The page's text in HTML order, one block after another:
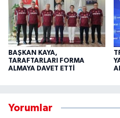
BAŞKAN KAYA,
TARAFTARLARI FORMA
ALMAYA DAVET ETTİ
Yorumlar